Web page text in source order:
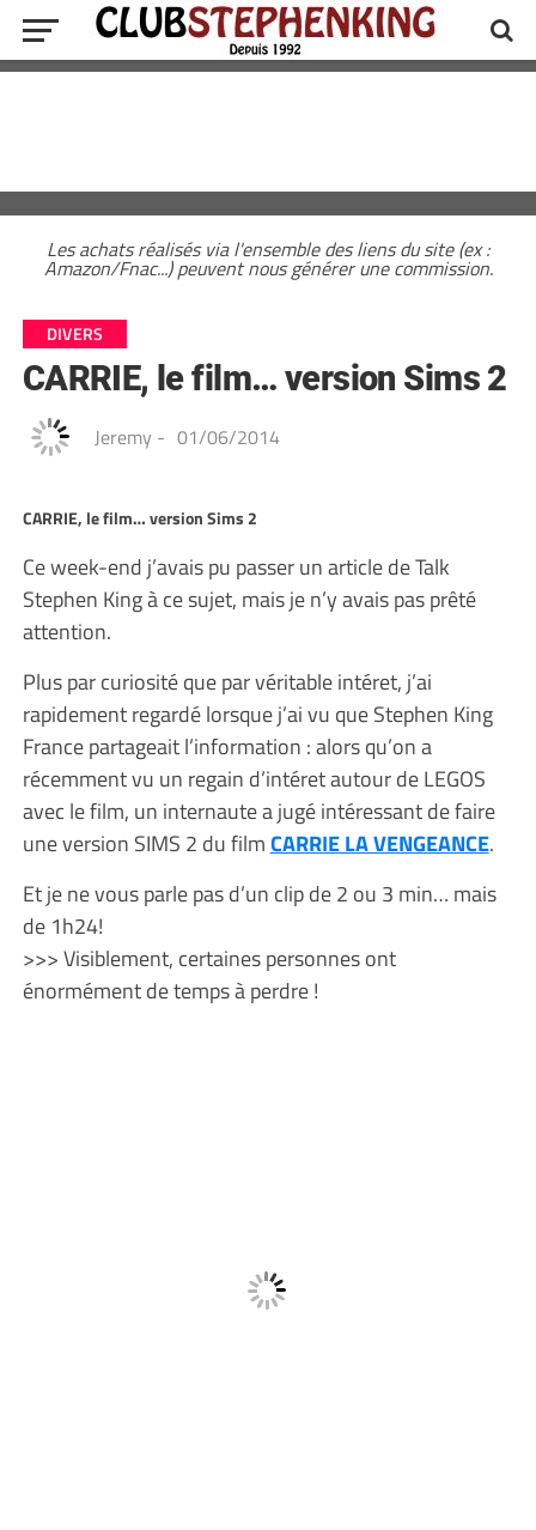
Les achats réalisés via l'ensemble des liens du site (ex :
Amazon/Fnac...) peuvent nous générer une commission.
DIVERS
CARRIE, le film… version Sims 2
Jeremy - 01/06/2014
CARRIE, le film… version Sims 2
Ce week-end j’avais pu passer un article de Talk
Stephen King à ce sujet, mais je n’y avais pas prêté
attention.
Plus par curiosité que par véritable intéret, j’ai
rapidement regardé lorsque j’ai vu que Stephen King
France partageait l’information : alors qu’on a
récemment vu un regain d’intéret autour de LEGOS
avec le film, un internaute a jugé intéressant de faire
une version SIMS 2 du filmCARRIE LA VENGEANCE.
Et je ne vous parle pas d’un clip de 2 ou 3 min… mais
de 1h24!
>>> Visiblement, certaines personnes ont
énormément de temps à perdre !